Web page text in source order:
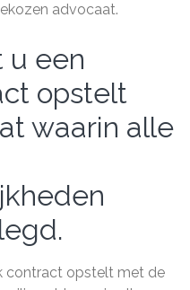
advocaat.
u een
opstelt
waarin alle
contract opstelt met de